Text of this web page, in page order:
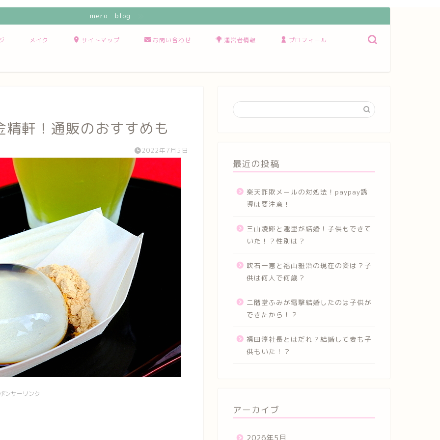
mero blog
メイク サイトマップ お問い合わせ 運営者情報 プロフィール
軒！通販のおすすめも
2022年7月5日
ンサーリンク
最近の投稿
楽天詐欺メールの対処法！paypay誘
導は要注意！
三山凌輝と趣里が結婚！子供もできて
いた！？性別は？
吹石一恵と福山雅治の現在の姿は？子
供は何人で何歳？
二階堂ふみが電撃結婚したのは子供が
できたから！？
福田淳社長とはだれ？結婚して妻も子
供もいた！？
アーカイブ
2026年5月